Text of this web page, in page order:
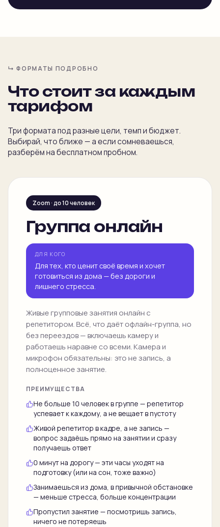
↳ ФОРМАТЫ ПОДРОБНО
Что стоит за каждым
тарифом
Три формата под разные цели, темп и бюджет.
Выбирай, что ближе — а если сомневаешься,
разберём на бесплатном пробном.
Zoom · до 10 человек
Группа онлайн
ДЛЯ КОГО
Для тех, кто ценит своё время и хочет
готовиться из дома — без дороги и
лишнего стресса.
Живые групповые занятия онлайн с
репетитором. Всё, что даёт офлайн-группа, но
без переездов — включаешь камеру и
работаешь наравне со всеми. Камера и
микрофон обязательны: это не запись, а
полноценное занятие.
ПРЕИМУЩЕСТВА
Не больше 10 человек в группе — репетитор
успевает к каждому, а не вещает в пустоту
Живой репетитор в кадре, а не запись —
вопрос задаёшь прямо на занятии и сразу
получаешь ответ
0 минут на дорогу — эти часы уходят на
подготовку (или на сон, тоже важно)
Занимаешься из дома, в привычной обстановке
— меньше стресса, больше концентрации
Пропустил занятие — посмотришь запись,
ничего не потеряешь